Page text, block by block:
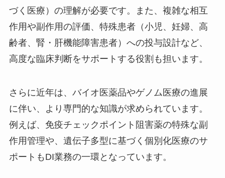
づく医療）の理解が必要です。また、複雑な相互
作用や副作用の評価、特殊患者（小児、妊婦、高
齢者、腎・肝機能障害患者）への投与設計など、
高度な臨床判断をサポートする役割も担います。
さらに近年は、バイオ医薬品やゲノム医療の進展
に伴い、より専門的な知識が求められています。
例えば、免疫チェックポイント阻害薬の特殊な副
作用管理や、遺伝子多型に基づく個別化医療のサ
ポートもDI業務の一環となっています。